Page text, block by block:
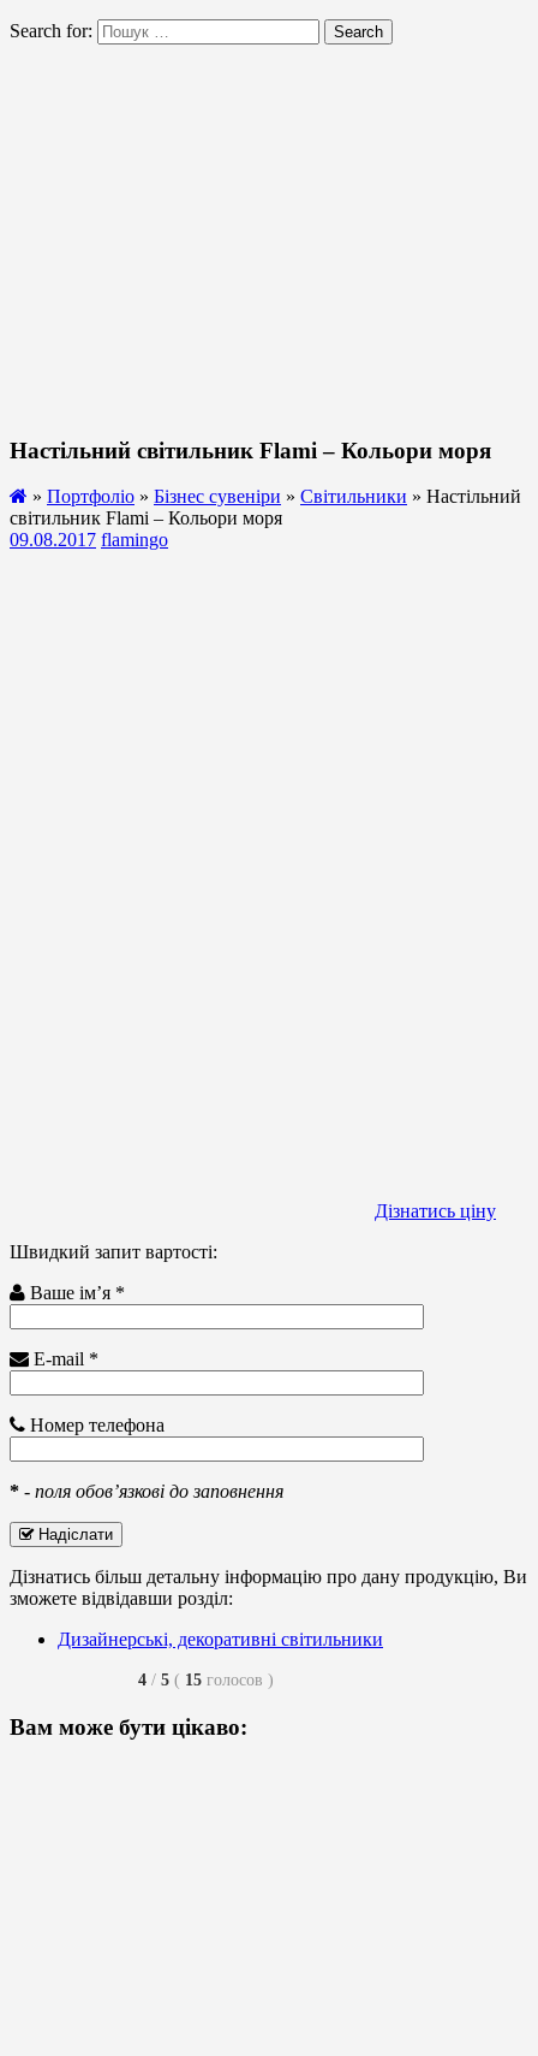
Search for: Search
Настільний світильник Flami – Кольори моря
» Портфоліо » Бізнес сувеніри » Світильники » Настільний
світильник Flami – Кольори моря
09.08.2017 flamingo
Дізнатись ціну
Швидкий запит вартості:
Ваше ім’я *
E-mail *
Номер телефона
* - поля обов’язкові до заповнення
Надіслати
Дізнатись більш детальну інформацію про дану продукцію, Ви
зможете відвідавши розділ:
Дизайнерські, декоративні світильники
4 / 5 ( 15 голосов )
Вам може бути цікаво: